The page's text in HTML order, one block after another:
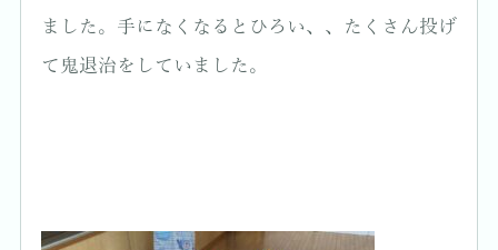
ました。手になくなるとひろい、、たくさん投げ
て鬼退治をしていました。